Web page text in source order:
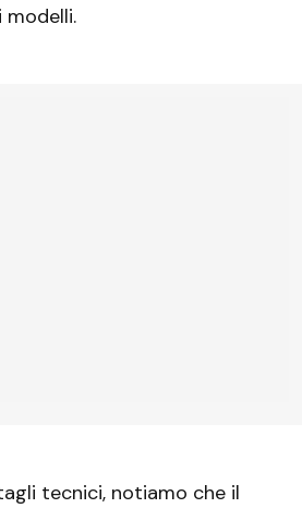
modelli.
tecnici, notiamo che il